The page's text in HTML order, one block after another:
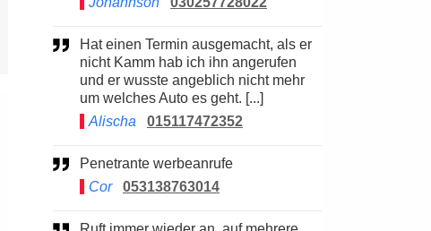
Hat einen Termin ausgemacht, als er
nicht Kamm hab ich ihn angerufen
und er wusste angeblich nicht mehr
um welches Auto es geht. [...]
Alischa
015117472352
Penetrante werbeanrufe
Cor
053138763014